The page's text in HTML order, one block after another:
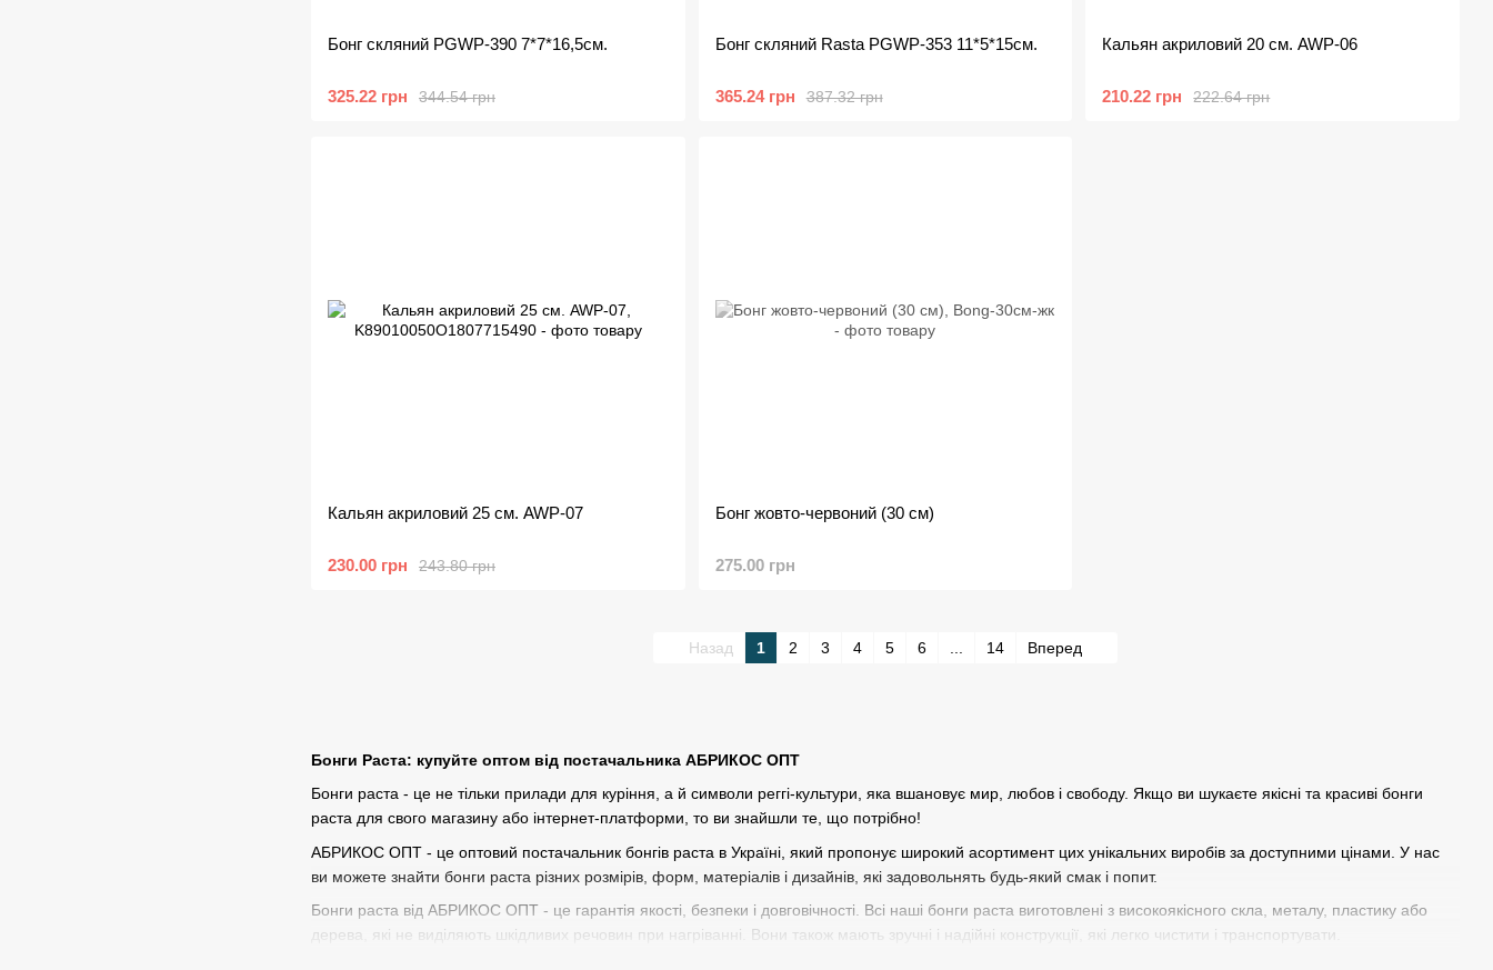
Бонги Раста: купуйте оптом від постачальника АБРИКОС ОПТ
Бонги раста - це не тільки прилади для куріння, а й символи реггі-культури, яка вшановує мир, любов і свободу. Якщо ви шукаєте якісні та красиві бонги
раста для свого магазину або інтернет-платформи, то ви знайшли те, що потрібно!
АБРИКОС ОПТ - це оптовий постачальник бонгів раста в Україні, який пропонує широкий асортимент цих унікальних виробів за доступними цінами. У нас
ви можете знайти бонги раста різних розмірів, форм, матеріалів і дизайнів, які задовольнять будь-який смак і попит.
Бонги раста від АБРИКОС ОПТ - це гарантія якості, безпеки і довговічності. Всі наші бонги раста виготовлені з високоякісного скла, металу, пластику або
дерева, які не виділяють шкідливих речовин при нагріванні. Вони також мають зручні і надійні конструкції, які легко чистити і транспортувати.
Бонг скляний PGWP-390 7*7*16,5см.
344.54 грн
325.22 грн
Бонг скляний Rasta PGWP-353 11*5*15см.
387.32 грн
365.24 грн
Кальян акриловий 20 см. AWP-06
222.64 грн
210.22 грн
Кальян акриловий 25 см. AWP-07
243.80 грн
230.00 грн
Бонг жовто-червоний (30 см)
275.00 грн
Назад 1 2 3 4 5 6 14 Вперед